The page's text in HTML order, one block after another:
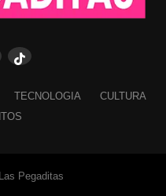
TECNOLOGIA
CULTURA
Pegaditas